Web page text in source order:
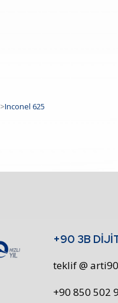
>Inconel 625
+90 3B
teklif @
+90 850 502